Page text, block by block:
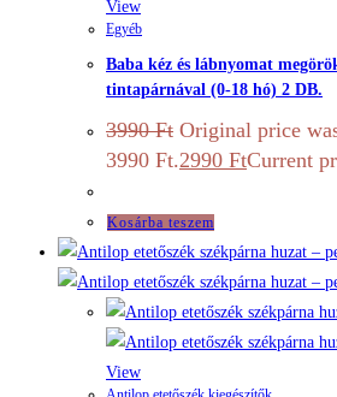
View
Egyéb
Baba kéz és lábnyomat
tintapárnával (0-18 hó) 2 DB.
3990Ft Original price
3990 Ft.2990 FtCurrent
Kosárba teszem
View